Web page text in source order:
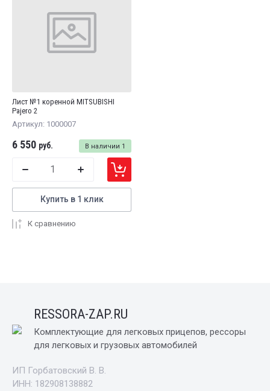
Название - Я-А
Название - А-Я
Лист №1 коренной MITSUBISHI
Pajero 2
Артикул: 1000007
В наличии 1
6 550 руб.
Купить в 1 клик
К сравнению
RESSORA-ZAP.RU
Комплектующие для легковых прицепов, рессоры
для легковых и грузовых автомобилей
ИП Горбатовский В. В.
ИНН: 182908138882